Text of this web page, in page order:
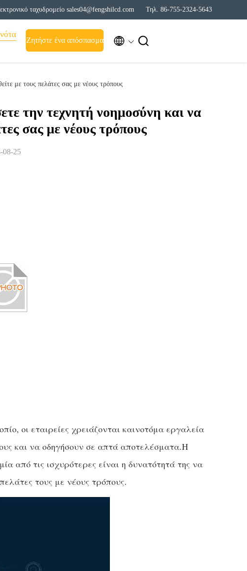
ταχυδρομείο sales04@fengshilcd.com Τηλ. 86-755-2324-5643
Ζητήστε ένα απόσπασμα  
με τους πελάτες σας με νέους τρόπους
την τεχνητή νοημοσύνη και να
σας με νέους τρόπους
08-25
οι εταιρείες χρειάζονται καινοτόμα εργαλεία
και να οδηγήσουν σε απτά αποτελέσματα.Η
από τις ισχυρότερες είναι η δυνατότητά της να
τους με νέους τρόπους.